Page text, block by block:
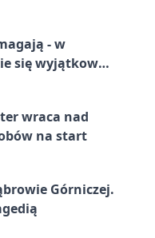
- w
się wyjątkowa
wraca nad
na start
Górniczej.